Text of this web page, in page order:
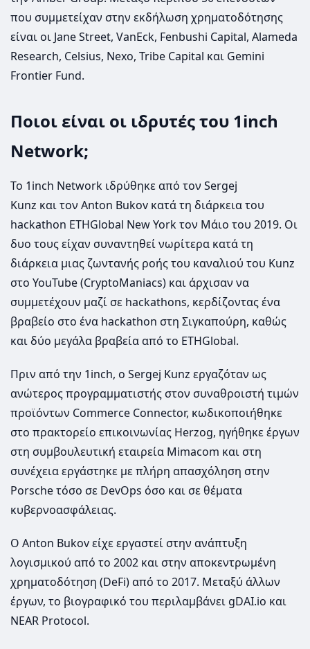
που συμμετείχαν στην εκδήλωση χρηματοδότησης
είναι οι Jane Street, VanEck, Fenbushi Capital, Alameda
Research, Celsius, Nexo, Tribe Capital και Gemini
Frontier Fund.
Ποιοι είναι οι ιδρυτές του 1inch
Network;
Το 1inch Network ιδρύθηκε από τον Sergej
Kunz και τον Anton Bukov κατά τη διάρκεια του
hackathon ETHGlobal New York τον Μάιο του 2019. Οι
δυο τους είχαν συναντηθεί νωρίτερα κατά τη
διάρκεια μιας ζωντανής ροής του καναλιού του Kunz
στο YouTube (CryptoManiacs) και άρχισαν να
συμμετέχουν μαζί σε hackathons, κερδίζοντας ένα
βραβείο στο ένα hackathon στη Σιγκαπούρη, καθώς
και δύο μεγάλα βραβεία από το ETHGlobal.
Πριν από την 1inch, ο Sergej Kunz εργαζόταν ως
ανώτερος προγραμματιστής στον συναθροιστή τιμών
προϊόντων Commerce Connector, κωδικοποιήθηκε
στο πρακτορείο επικοινωνίας Herzog, ηγήθηκε έργων
στη συμβουλευτική εταιρεία Mimacom και στη
συνέχεια εργάστηκε με πλήρη απασχόληση στην
Porsche τόσο σε DevOps όσο και σε θέματα
κυβερνοασφάλειας.
Ο Anton Bukov είχε εργαστεί στην ανάπτυξη
λογισμικού από το 2002 και στην αποκεντρωμένη
χρηματοδότηση (DeFi) από το 2017. Μεταξύ άλλων
έργων, το βιογραφικό του περιλαμβάνει gDAI.io και
NEAR Protocol.